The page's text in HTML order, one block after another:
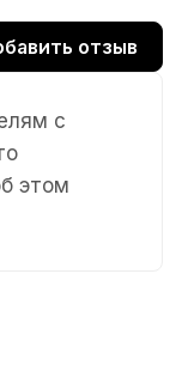
с
этом
отзыв